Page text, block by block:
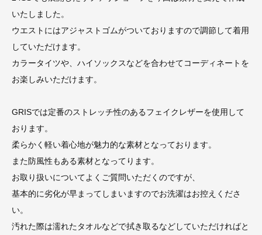
いたしました。
ウエストにはアジャストゴムがついておりますので調節して着用
していただけます。
カラータイツや、ハイソックスなどを合わせてコーディネートを
お楽しみいただけます。
GRISでは定番のストレッチ性のあるフェイクレザーを使用して
おります。
柔らかく軽い着心地が魅力的な素材となっております。
また防風性もある素材となってります。
お取り扱いについてよくご質問いただくのですが、
基本的に劣化が早まってしまいますのでお洗濯はお控えくださ
い。
汚れた際は濡れたタオルなどで拭き取るなどしていただければと